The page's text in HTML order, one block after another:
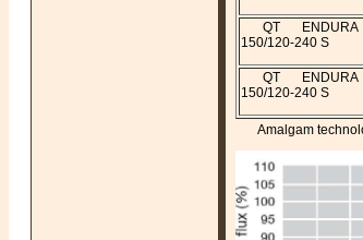
QT
150/120-240 S
QT
150/120-240 S
Amalgam